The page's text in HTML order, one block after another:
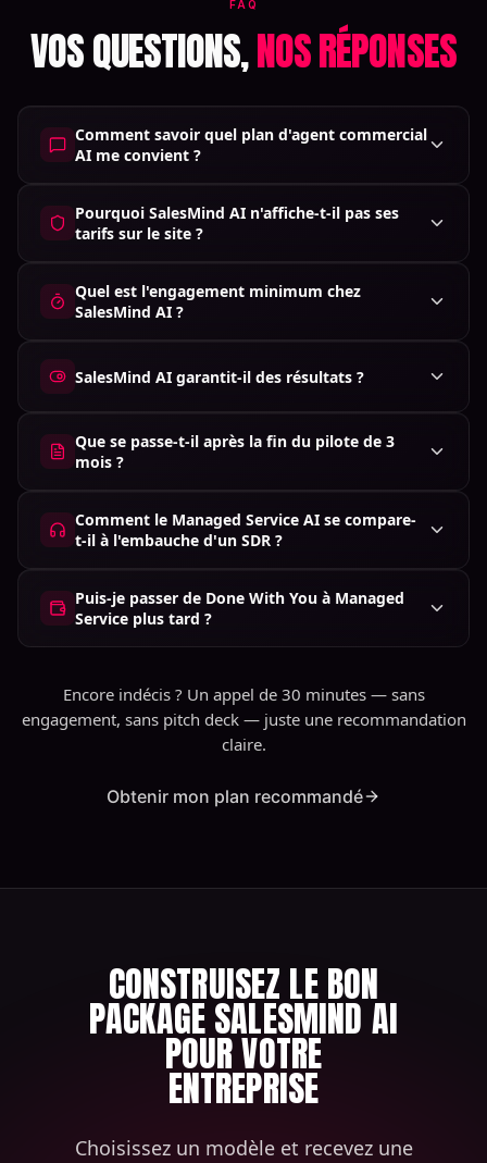
FAQ
VOS QUESTIONS,NOS RÉPONSES
Comment savoir quel plan d'agent commercial
AI me convient ?
Pourquoi SalesMind AI n'affiche-t-il pas ses
tarifs sur le site ?
Quel est l'engagement minimum chez
SalesMind AI ?
SalesMind AI garantit-il des résultats ?
Que se passe-t-il après la fin du pilote de 3
mois ?
Comment le Managed Service AI se compare-
t-il à l'embauche d'un SDR ?
Puis-je passer de Done With You à Managed
Service plus tard ?
Encore indécis ? Un appel de 30 minutes — sans
engagement, sans pitch deck — juste une recommandation
claire.
Obtenir mon plan recommandé
CONSTRUISEZ LE BON
PACKAGE SALESMIND AI
POUR VOTRE
ENTREPRISE
Choisissez un modèle et recevez une